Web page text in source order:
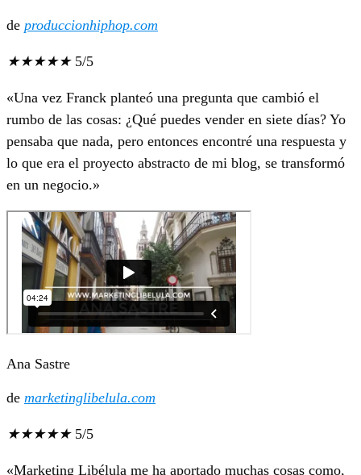
de produccionhiphop.com
★★★★★ 5/5
«Una vez Franck planteó una pregunta que cambió el
rumbo de las cosas: ¿Qué puedes vender en siete días? Yo
pensaba que nada, pero entonces encontré una respuesta y
lo que era el proyecto abstracto de mi blog, se transformó
en un negocio.»
Ana Sastre
de marketinglibelula.com
★★★★★ 5/5
«Marketing Libélula me ha aportado muchas cosas como,